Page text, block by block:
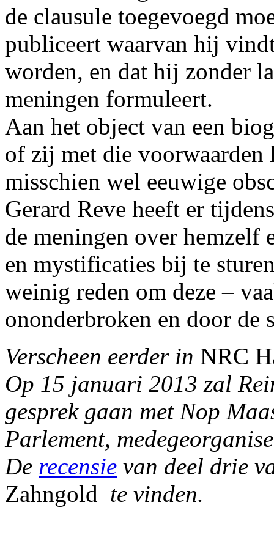
de clausule toegevoegd
publiceert waarvan hij
worden, en dat hij zonder
meningen formuleert.
Aan het object van een
of zij met die voorwaarden
misschien wel eeuwige
Gerard Reve heeft er
de meningen over hemzelf
en mystificaties bij te
weinig reden om deze –
ononderbroken en door de
Verscheen eerder in NRC
Op 15 januari 2013 zal
gesprek gaan met Nop
Parlement,
De recensie van deel drie
Zahngold te vinden.